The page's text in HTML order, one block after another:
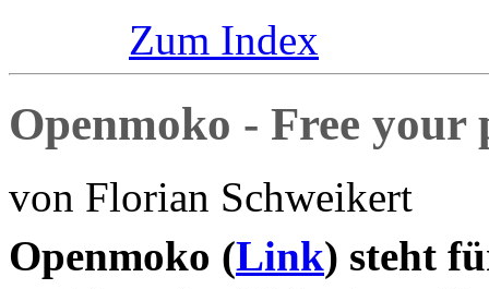
Zum Index
Openmoko - Free your
von Florian Schweikert
Openmoko (Link) steht